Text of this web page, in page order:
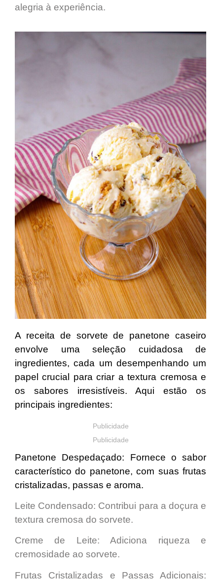
alegria à experiência.
A receita de sorvete de panetone caseiro
envolve uma seleção cuidadosa de
ingredientes, cada um desempenhando um
papel crucial para criar a textura cremosa e
os sabores irresistíveis. Aqui estão os
principais ingredientes:
Publicidade
Publicidade
Panetone Despedaçado: Fornece o sabor
característico do panetone, com suas frutas
cristalizadas, passas e aroma.
Leite Condensado: Contribui para a doçura e
textura cremosa do sorvete.
Creme de Leite: Adiciona riqueza e
cremosidade ao sorvete.
Frutas Cristalizadas e Passas Adicionais: